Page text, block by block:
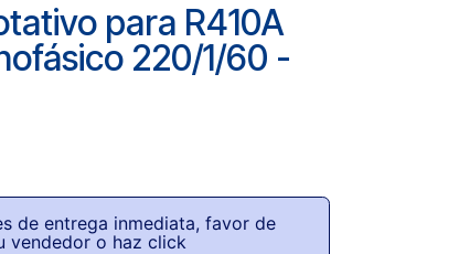
para R410A
220/1/60 -
de entrega inmediata, favor de
vendedor o haz click